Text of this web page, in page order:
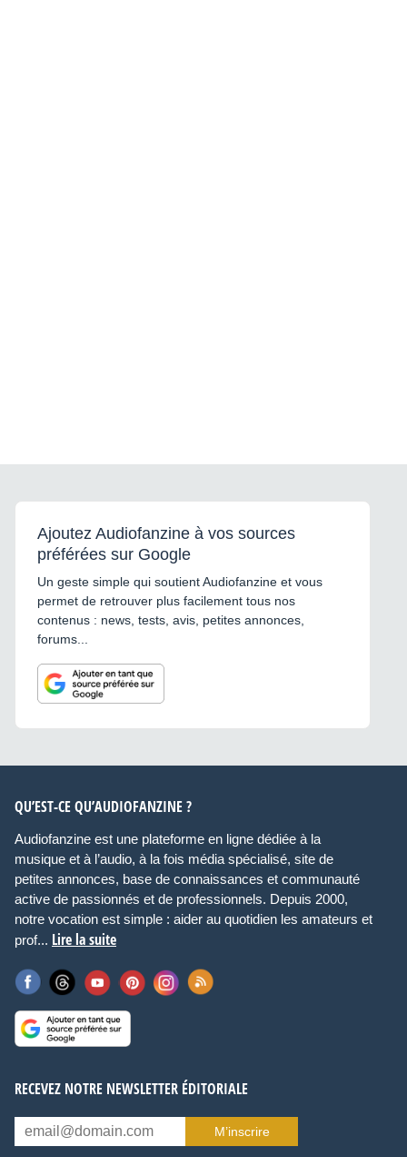
Ajoutez Audiofanzine à vos sources
préférées sur Google
Un geste simple qui soutient Audiofanzine et vous
permet de retrouver plus facilement tous nos
contenus : news, tests, avis, petites annonces,
forums...
QU’EST-CE QU’AUDIOFANZINE ?
Audiofanzine est une plateforme en ligne dédiée à la
musique et à l’audio, à la fois média spécialisé, site de
petites annonces, base de connaissances et communauté
active de passionnés et de professionnels. Depuis 2000,
notre vocation est simple : aider au quotidien les amateurs et
prof... Lire la suite
RECEVEZ NOTRE NEWSLETTER ÉDITORIALE
M’inscrire